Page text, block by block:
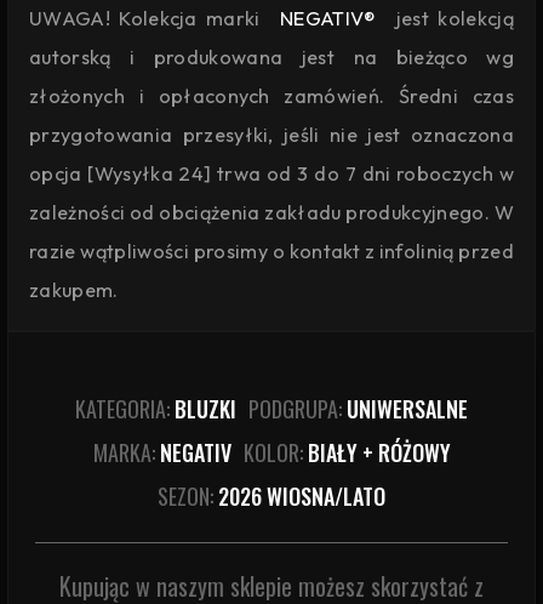
UWAGA! Kolekcja marki NEGATIV®
jest kolekcją
autorską i produkowana jest na bieżąco wg
złożonych i opłaconych zamówień. Średni czas
przygotowania przesyłki, jeśli nie jest oznaczona
opcja [Wysyłka 24] trwa od 3 do 7 dni roboczych w
zależności od obciążenia zakładu produkcyjnego. W
razie wątpliwości prosimy o kontakt z infolinią przed
zakupem.
KATEGORIA:BLUZKI PODGRUPA:UNIWERSALNE
MARKA:NEGATIV KOLOR:BIAŁY + RÓŻOWY
SEZON:2026 WIOSNA/LATO
Kupując w naszym sklepie możesz skorzystać z